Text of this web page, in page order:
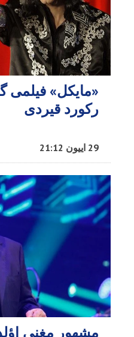
«مایکل» فیلمی
رکورد قیردی
29 اییون 21:12
مشهور مغنی